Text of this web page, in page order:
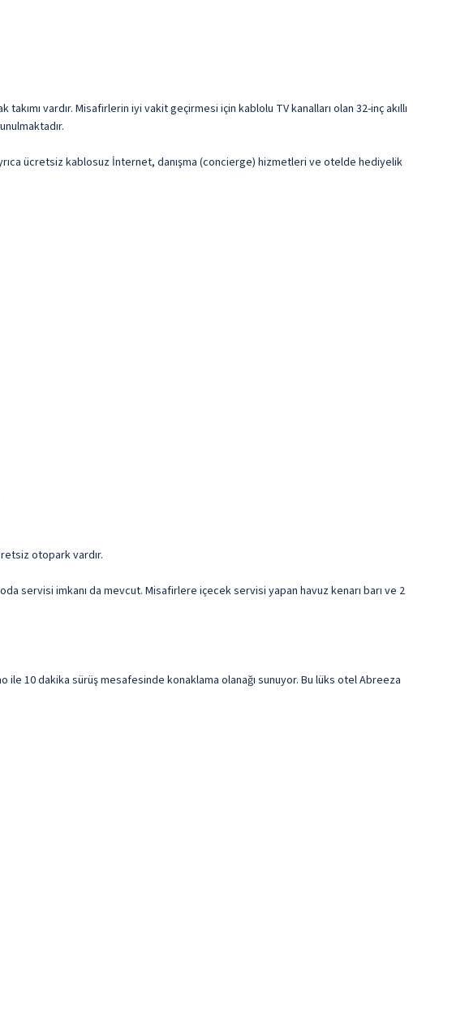
vardır. Misafirlerin iyi vakit geçirmesi için kablolu TV kanalları olan 32-inç akıllı
ücretsiz kablosuz İnternet, danışma (concierge) hizmetleri ve otelde hediyelik
otopark vardır.
servisi imkanı da mevcut. Misafirlere içecek servisi yapan havuz kenarı barı ve 2
10 dakika sürüş mesafesinde konaklama olanağı sunuyor. Bu lüks otel Abreeza